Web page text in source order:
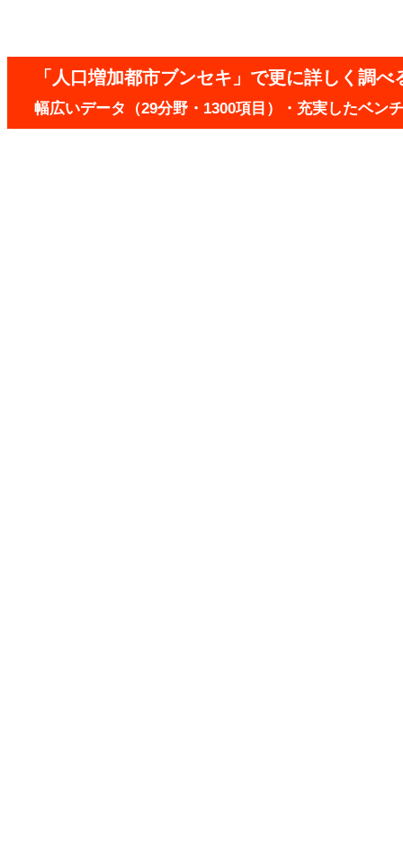
「人口増加都市ブンセキ」で更に詳しく調べ
幅広いデータ（29分野・1300項目）・充実したベン